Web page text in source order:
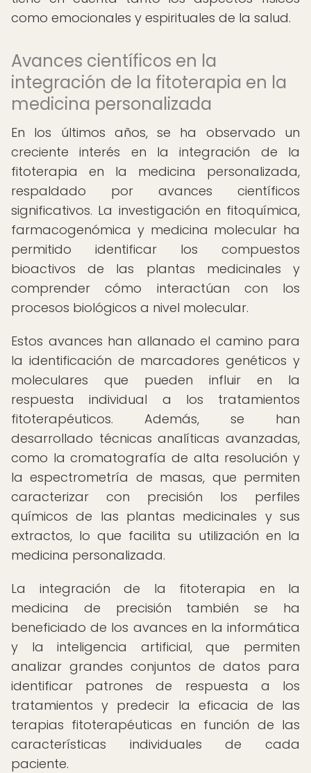
como emocionales y espirituales de la salud.
Avances científicos en la
integración de la fitoterapia en la
medicina personalizada
En los últimos años, se ha observado un
creciente interés en la integración de la
fitoterapia en la medicina personalizada,
respaldado por avances científicos
significativos. La investigación en fitoquímica,
farmacogenómica y medicina molecular ha
permitido identificar los compuestos
bioactivos de las plantas medicinales y
comprender cómo interactúan con los
procesos biológicos a nivel molecular.
Estos avances han allanado el camino para
la identificación de marcadores genéticos y
moleculares que pueden influir en la
respuesta individual a los tratamientos
fitoterapéuticos. Además, se han
desarrollado técnicas analíticas avanzadas,
como la cromatografía de alta resolución y
la espectrometría de masas, que permiten
caracterizar con precisión los perfiles
químicos de las plantas medicinales y sus
extractos, lo que facilita su utilización en la
medicina personalizada.
La integración de la fitoterapia en la
medicina de precisión también se ha
beneficiado de los avances en la informática
y la inteligencia artificial, que permiten
analizar grandes conjuntos de datos para
identificar patrones de respuesta a los
tratamientos y predecir la eficacia de las
terapias fitoterapéuticas en función de las
características individuales de cada
paciente.